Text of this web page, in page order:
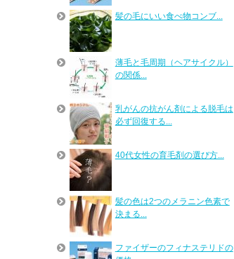
髪の毛にいい食べ物コンブ...
薄毛と毛周期（ヘアサイクル）
の関係...
乳がんの抗がん剤による脱毛は
必ず回復する...
40代女性の育毛剤の選び方...
髪の色は2つのメラニン色素で
決まる...
ファイザーのフィナステリドの